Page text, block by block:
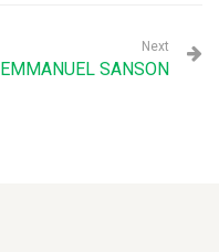
Next
EMMANUEL SANSON